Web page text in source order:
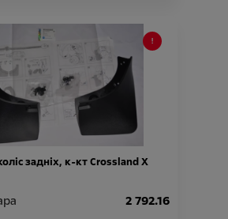
задніх, к-кт Crossland X
2 792.16